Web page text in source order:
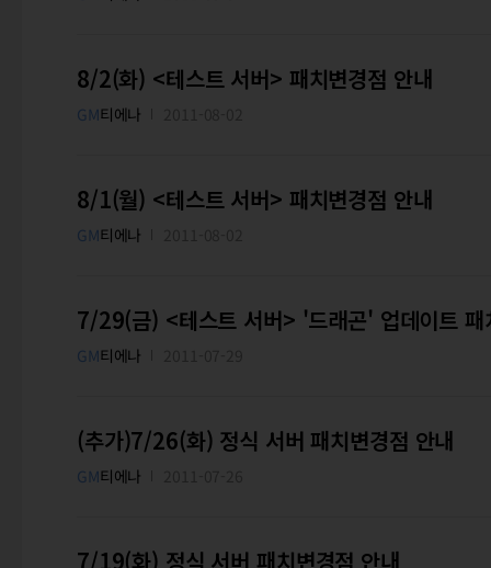
8/2(화) <테스트 서버> 패치변경점 안내
GM티에나
8/1(월) <테스트 서버> 패치변경점 안내
GM티에나
7/29(금) <테스트 서버> '드래곤' 업데이트 패
GM티에나
(추가)7/26(화) 정식 서버 패치변경점 안내
GM티에나
7/19(화) 정식 서버 패치변경점 안내